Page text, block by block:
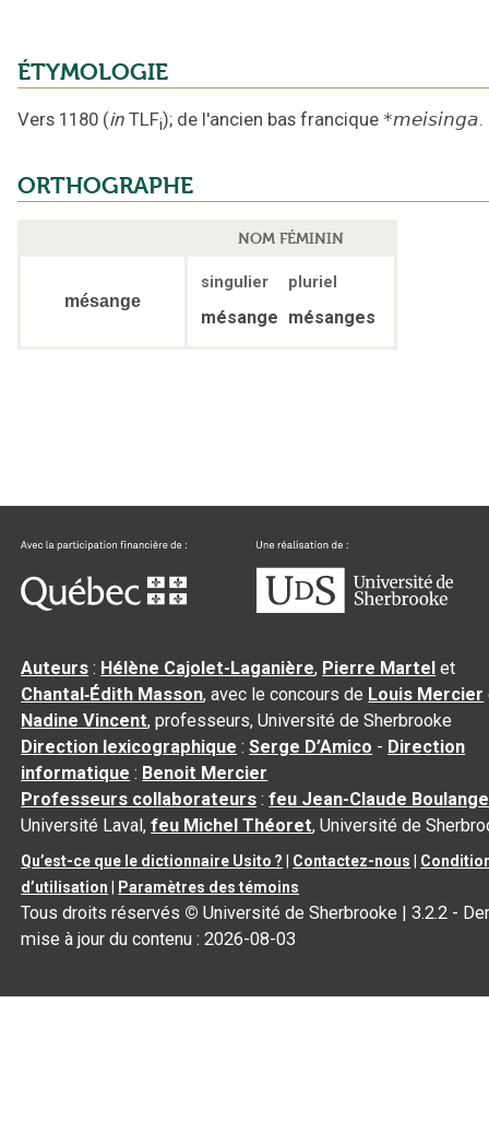
ÉTYMOLOGIE
Vers 1180 (in TLFi); de l'ancien bas francique *meisinga.
ORTHOGRAPHE
NOM FÉMININ
mésange
singulier pluriel
mésange mésanges
Auteurs : Hélène Cajolet-Laganière, Pierre Martel et
Chantal‑Édith Masson, avec le concours de Louis Mercier
Nadine Vincent, professeurs, Université de Sherbrooke
Direction lexicographique :Serge D’Amico - Direction
informatique : Benoit Mercier
Professeurs collaborateurs :feu Jean-Claude
Université Laval,feu Michel Théoret, Université de
Qu’est-ce que le dictionnaire Usito ? Contactez-nous
d’utilisation
Paramètres des témoins
Tous droits réservés © Université de Sherbrooke |3.2.2 -
mise à jour du contenu :2026-08-03